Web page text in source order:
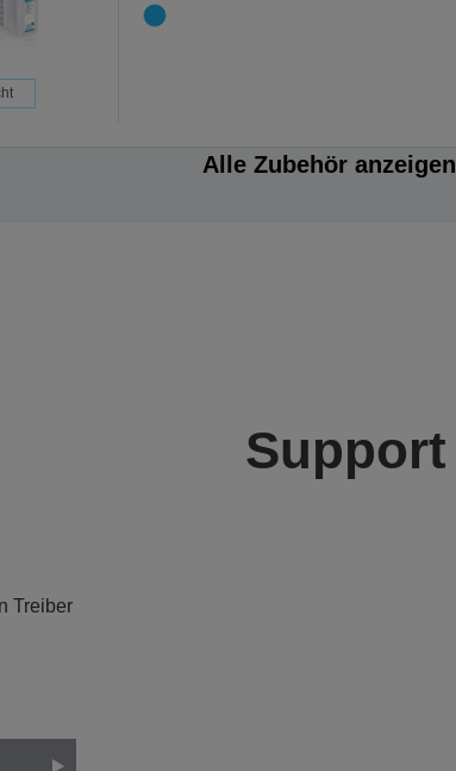
Alle Zubehör anzeigen
Support
Treiber